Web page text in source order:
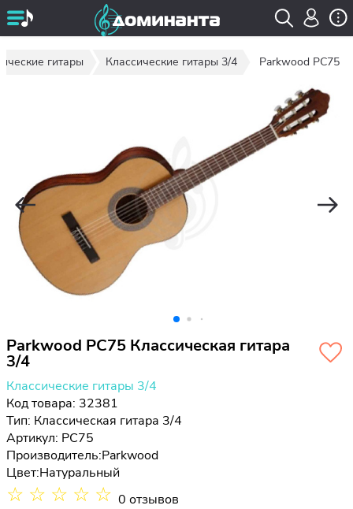
гитары Классические гитары 3/4 Parkwood PC75
Parkwood PC75 Классическая гитара
3/4
Классические гитары 3/4
Код товара: 32381
Тип: Классическая гитара 3/4
Артикул: PC75
Производитель:Parkwood
Цвет:Натуральный
☆ ☆ ☆ ☆ ☆ 0 отзывов